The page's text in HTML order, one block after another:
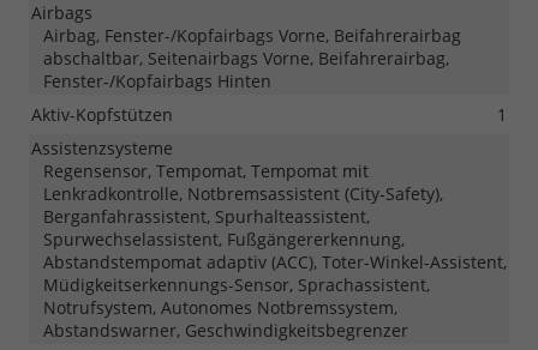
Airbags
Airbag, Fenster-/Kopfairbags Vorne, Beifahrerairbag
abschaltbar, Seitenairbags Vorne, Beifahrerairbag,
Fenster-/Kopfairbags Hinten
Aktiv-Kopfstützen
1
Assistenzsysteme
Regensensor, Tempomat, Tempomat mit
Lenkradkontrolle, Notbremsassistent (City-Safety),
Berganfahrassistent, Spurhalteassistent,
Spurwechselassistent, Fußgängererkennung,
Abstandstempomat adaptiv (ACC), Toter-Winkel-Assistent,
Müdigkeitserkennungs-Sensor, Sprachassistent,
Notrufsystem, Autonomes Notbremssystem,
Abstandswarner, Geschwindigkeitsbegrenzer